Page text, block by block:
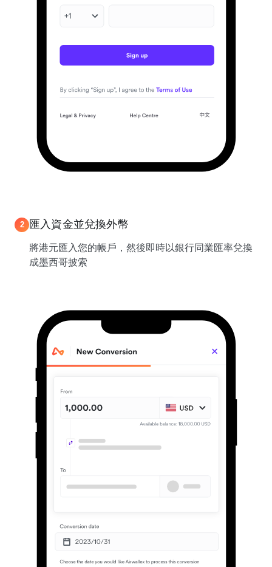
2 匯入資金並兌換外幣
將港元匯入您的帳戶，然後即時以銀行同業匯率兌換
成墨西哥披索